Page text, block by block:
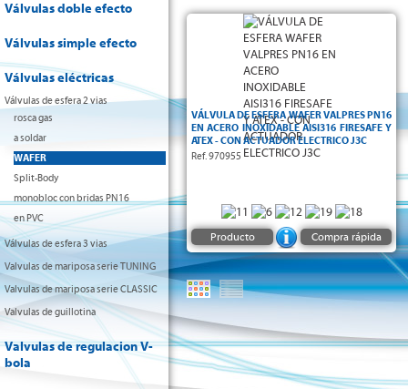
Válvulas doble efecto
Válvulas simple efecto
Válvulas eléctricas
Válvulas de esfera 2 vias
rosca gas
a soldar
WAFER
Split-Body
monobloc con bridas PN16
en PVC
Válvulas de esfera 3 vias
Valvulas de mariposa serie TUNING
Valvulas de mariposa serie CLASSIC
Valvulas de guillotina
Valvulas de regulacion V-
bola
VÁLVULA DE ESFERA WAFER VALPRES PN16
EN ACERO INOXIDABLE AISI316 FIRESAFE Y
ATEX - CON ACTUADOR ELECTRICO J3C
Ref. 970955
Producto Compra rápida